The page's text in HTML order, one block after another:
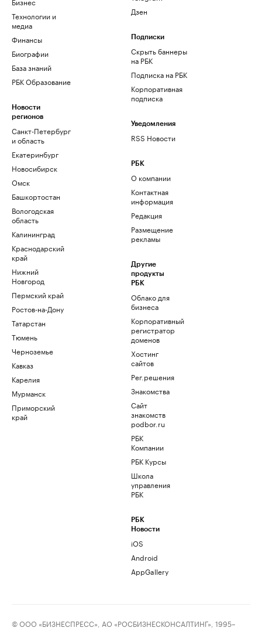
Технологии и
медиа
Финансы
Биографии
База знаний
РБК Образование
Новости
регионов
Санкт-Петербург
и область
Екатеринбург
Новосибирск
Омск
Башкортостан
Вологодская
область
Калининград
Краснодарский
край
Нижний
Новгород
Пермский край
Ростов-на-Дону
Татарстан
Тюмень
Черноземье
Кавказ
Карелия
Мурманск
Приморский
край
Дзен
Подписки
Скрыть баннеры
на РБК
Подписка на РБК
Корпоративная
подписка
Уведомления
RSS Новости
РБК
О компании
Контактная
информация
Редакция
Размещение
рекламы
Другие
продукты
РБК
Облако для
бизнеса
Корпоративный
регистратор
доменов
Хостинг
сайтов
Рег.решения
Знакомства
Сайт
знакомств
podbor.ru
РБК
Компании
РБК Курсы
Школа
управления
РБК
РБК
Новости
iOS
Android
AppGallery
© ООО «БИЗНЕСПРЕСС», АО «РОСБИЗНЕСКОНСАЛТИНГ», 1995–